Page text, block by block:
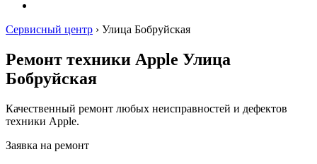
Сервисный центр › Улица Бобруйская
Ремонт техники Apple Улица
Бобруйская
Качественный ремонт любых неисправностей и дефектов
техники Apple.
Заявка на ремонт